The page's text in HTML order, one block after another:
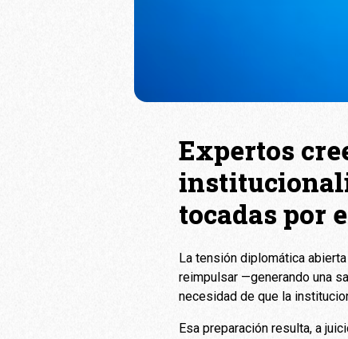
Expertos
tocadas por
La tensión diplomática
reimpulsar —generando una
necesidad de que la
Esa preparación resulta, a